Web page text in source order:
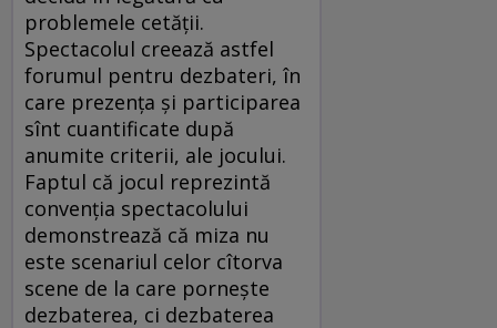
problemele cetăţii.
Spectacolul creează astfel
forumul pentru dezbateri, în
care prezenţa şi participarea
sînt cuantificate după
anumite criterii, ale jocului.
Faptul că jocul reprezintă
convenţia spectacolului
demonstrează că miza nu
este scenariul celor cîtorva
scene de la care porneşte
dezbaterea, ci dezbaterea